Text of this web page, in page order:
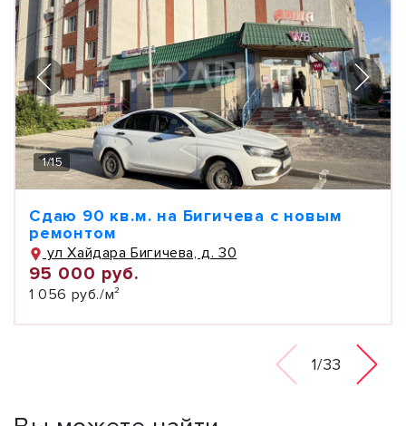
1/15
Сдаю 90 кв.м. на Бигичева с новым
ремонтом
ул Хайдара Бигичева, д. 30
95 000 руб.
1 056 руб./м²
1/33